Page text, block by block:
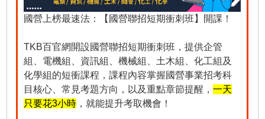
國營上榜最速法：【國營聯招短期衝刺班】開課！
TKB百官網開設國營聯招短期衝刺班，提供企管
組、電機組、資訊組、機械組、土木組、化工組及
化學組的短衝課程，課程內容掌握國營事業招考科
目核心、常見考題方向，以及重點章節提醒，一天
只要花3小時 ，就能提升考取機會！